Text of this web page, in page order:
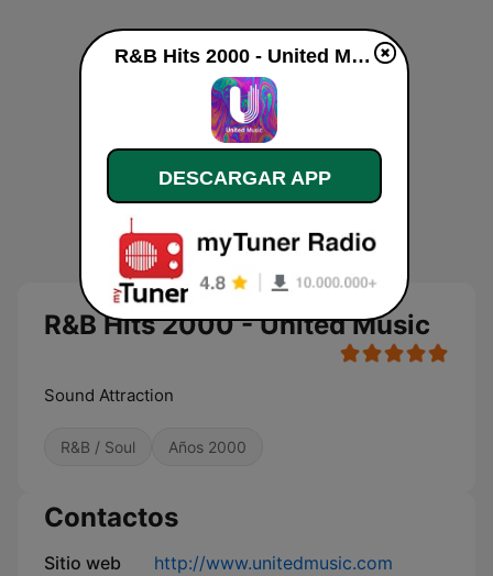
R&B Hits 2000 - United Music
Sound Attraction
R&B / Soul Años 2000
Contactos
Sitio web
http://www.unitedmusic.com
R&B Hits 2000 - United Music en vivo
DESCARGAR APP